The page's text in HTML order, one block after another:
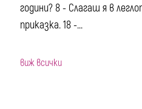
години? 8 - Слагаш я в
приказка. 18 -...
виж всички